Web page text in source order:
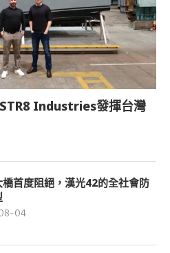
Industries發揮台灣
橋首度阻絕，漢光42的全社會防
04